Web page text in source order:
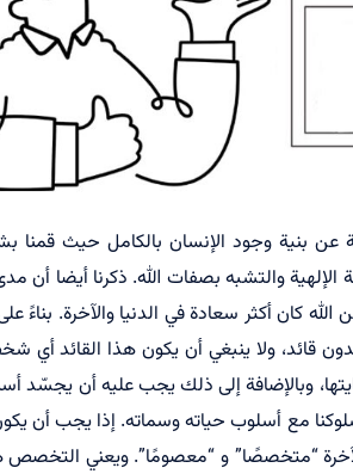
عن بنية وجود الإنسان بالكامل حيث
الإلهية والتشبه بصفات الله. ذكرنا أيضا أن
كان أكثر سعادة في الدنيا والآخرة. بناءً
قائد، ولا ينبغي أن يكون هذا القائد
وبالإضافة إلى ذلك يجب عليه أن يجسّد
مع أسلوب حياته وسماته. إذا يجب أن
“متخصصًا” و “معصومًا”. ويعني